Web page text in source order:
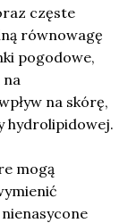
częste
równowagę
pogodowe,
na skórę,
hydrolipidowej.
mogą